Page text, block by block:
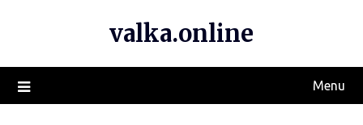
valka.online
Menu